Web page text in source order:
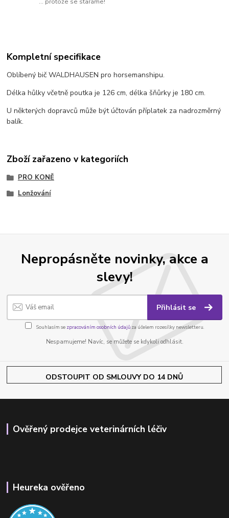
... protože se staráme!
Kompletní specifikace
Oblíbený bič WALDHAUSEN pro horsemanshipu.
Délka hůlky včetně poutka je 126 cm, délka šňůrky je 180 cm.
U některých dopravců může být účtován příplatek za nadrozměrný
balík.
Zboží zařazeno v kategoriích
PRO KONĚ
Lonžování
Nepropásněte novinky, akce a
slevy!
Přihlásit se
Souhlasím se zpracováním osobních údajůza účelem rozesílky newsletteru.
Nespamujeme! Navíc, se můžete se kdykoli odhlásit.
ODSTOUPIT OD SMLOUVY DO 14 DNŮ
Ověřený prodejce veterinárních léčiv
Heureka ověřeno